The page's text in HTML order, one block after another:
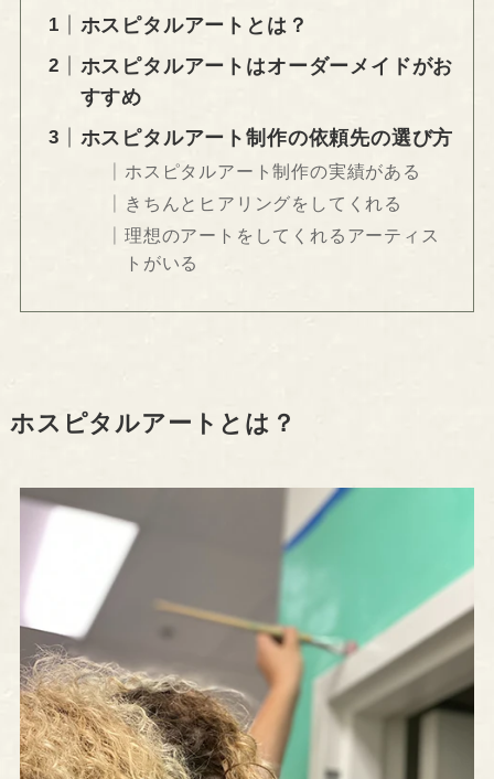
ホスピタルアートとは？
ホスピタルアートはオーダーメイドがお
すすめ
ホスピタルアート制作の依頼先の選び方
ホスピタルアート制作の実績がある
きちんとヒアリングをしてくれる
理想のアートをしてくれるアーティス
トがいる
ホスピタルアートとは？